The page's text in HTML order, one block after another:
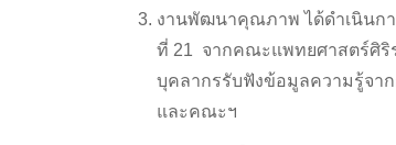
งานพัฒนาคุณภาพ ได้ดำเนินก
ที่ 21 จากคณะแพทยศาสตร์ศิริ
บุคลากรรับฟังข้อมูลความรู้จาก
และคณะฯ